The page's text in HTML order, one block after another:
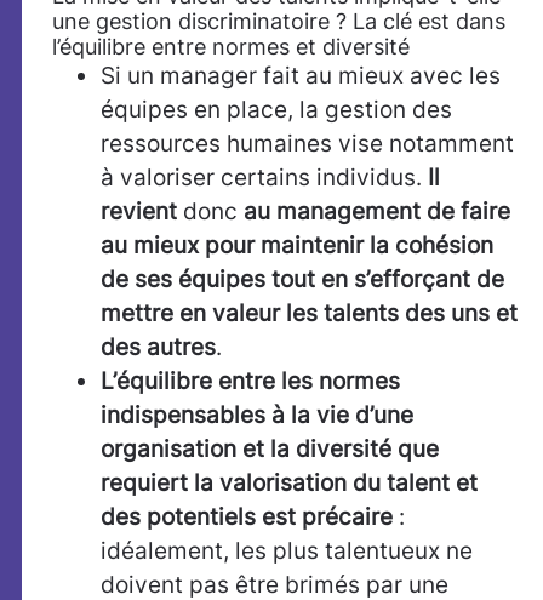
une gestion discriminatoire ? La clé est dans
l’équilibre entre normes et diversité
Si un manager fait au mieux avec les
équipes en place, la gestion des
ressources humaines vise notamment
à valoriser certains individus. Il
revient donc au management de faire
au mieux pour maintenir la cohésion
de ses équipes tout en s’efforçant de
mettre en valeur les talents des uns et
des autres.
L’équilibre entre les normes
indispensables à la vie d’une
organisation et la diversité que
requiert la valorisation du talent et
des potentiels est précaire :
idéalement, les plus talentueux ne
doivent pas être brimés par une